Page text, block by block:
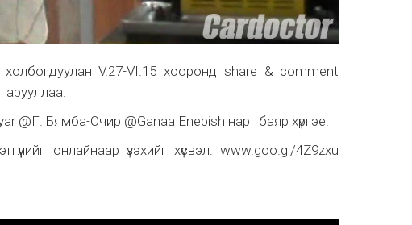
холбогдуулан V.27-VI.15 хооронд share & comment
Бямба-Очир @Ganaa Enebish нарт баяр хүргэе!
онлайнаар үзэхийг хүсвэл: www.goo.gl/4Z9zxu